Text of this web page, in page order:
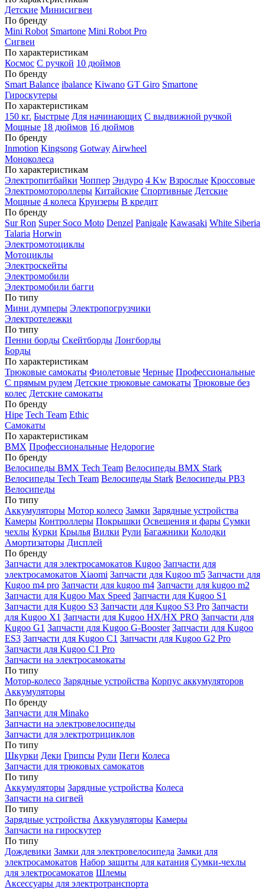
Детские Минисигвеи
По бренду
Mini Robot Smartone Mini Robot Pro
Сигвеи
По характеристикам
Космос С ручкой 10 дюймов
По бренду
Smart Balance ibalance Kiwano GT Giro Smartone
Гироскутеры
По характеристикам
150 кг. Быстрые Для начинающих С выдвижной ручкой
Мощные 18 дюймов 16 дюймов
По бренду
Inmotion Kingsong Gotway Airwheel
Моноколеса
По характеристикам
Электропитбайки Чоппер Эндуро 4 Kw Взрослые Кроссовые
Электромотороллеры Китайские Спортивные Детские
Мощные 4 колеса Круизеры В кредит
По бренду
Sur Ron Super Soco Moto Denzel Panigale Kawasaki White Siberia
Talaria Horwin
Электромотоциклы
Мотоциклы
Электроскейты
Электромобили
Электромобили багги
По типу
Мини думперы Электропогрузчики
Электротележки
По типу
Пенни борды Скейтборды Лонгборды
Борды
По характеристикам
Трюковые самокаты Фиолетовые Черные Профессиональные
С прямым рулем Детские трюковые самокаты Трюковые без
колес Детские самокаты
По бренду
Hipe Tech Team Ethic
Самокаты
По характеристикам
BMX Профессиональные Недорогие
По бренду
Велосипеды BMX Tech Team Велосипеды BMX Stark
Велосипеды Tech Team Велосипеды Stark Велосипеды РВЗ
Велосипеды
По типу
Аккумуляторы Мотор колесо Замки Зарядные устройства
Камеры Контроллеры Покрышки Освещения и фары Сумки
чехлы Курки Крылья Вилки Рули Багажники Колодки
Амортизаторы Дисплей
По бренду
Запчасти для электросамокатов Kugoo Запчасти для
электросамокатов Xiaomi Запчасти для Kugoo m5 Запчасти для
Кugoo m4 pro Запчасти для kugoo m4 Запчасти для kugoo m2
Запчасти для Kugoo Max Speed Запчасти для Kugoo S1
Запчасти для Kugoo S3 Запчасти для Kugoo S3 Pro Запчасти
для Kugoo X1 Запчасти для Kugoo HX/HX PRO Запчасти для
Kugoo G1 Запчасти для Kugoo G-Booster Запчасти для Kugoo
ES3 Запчасти для Kugoo C1 Запчасти для Kugoo G2 Pro
Запчасти для Kugoo C1 Pro
Запчасти на электросамокаты
По типу
Мотор-колесо Зарядные устройства Корпус аккумуляторов
Аккумуляторы
По бренду
Запчасти для Minako
Запчасти на электровелосипеды
Запчасти для электротрициклов
По типу
Шкурки Деки Грипсы Рули Пеги Колеса
Запчасти для трюковых самокатов
По типу
Аккумуляторы Зарядные устройства Колеса
Запчасти на сигвей
По типу
Зарядные устройства Аккумуляторы Камеры
Запчасти на гироскутер
По типу
Дождевики Замки для электровелосипеда Замки для
электросамокатов Набор защиты для катания Сумки-чехлы
для электросамокатов Шлемы
Аксессуары для электротранспорта